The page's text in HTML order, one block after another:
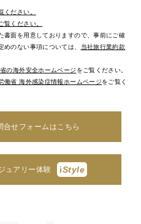
ください。
覧ください。
面を用意しておりますので、事前にご確
のない事項については、
当社旅行業約款
の海外安全ホームページ をご覧ください。
働省 海外感染症情報ホームページをご覧く
合せフォームはこちら
ュアリー体験 iStyle